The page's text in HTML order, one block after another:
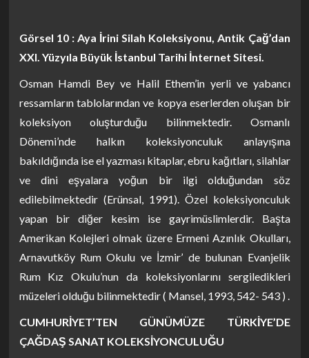
Görsel 10 : Aya İrini Silah Koleksiyonu, Antik Çağ’dan
XXI. Yüzyıla Büyük İstanbul Tarihi İnternet Sitesi.
Osman Hamdi Bey ve Halil Ethem’in yerli ve yabancı
ressamların tablolarından ve kopya eserlerden oluşan bir
koleksiyon oluşturduğu bilinmektedir. Osmanlı
Dönemi’nde halkın koleksiyonculuk anlayışına
bakıldığında ise el yazması kitaplar, ebru kağıtları, silahlar
ve dini eşyalara yoğun bir ilgi olduğundan söz
edilebilmektedir (Erünsal, 1991). Özel koleksiyonculuk
yapan bir diğer kesim ise gayrimüslimlerdir. Başta
Amerikan Kolejleri olmak üzere Ermeni Azınlık Okulları,
Arnavutköy Rum Okulu ve İzmir’ de bulunan Evanjelik
Rum Kız Okulu’nun da koleksiyonlarını sergiledikleri
müzeleri olduğu bilinmektedir ( Mansel, 1993, 542- 543 ) .
CUMHURİYET’TEN GÜNÜMÜZE TÜRKİYE’DE
ÇAĞDAŞ SANAT KOLEKSİYONCULUĞU